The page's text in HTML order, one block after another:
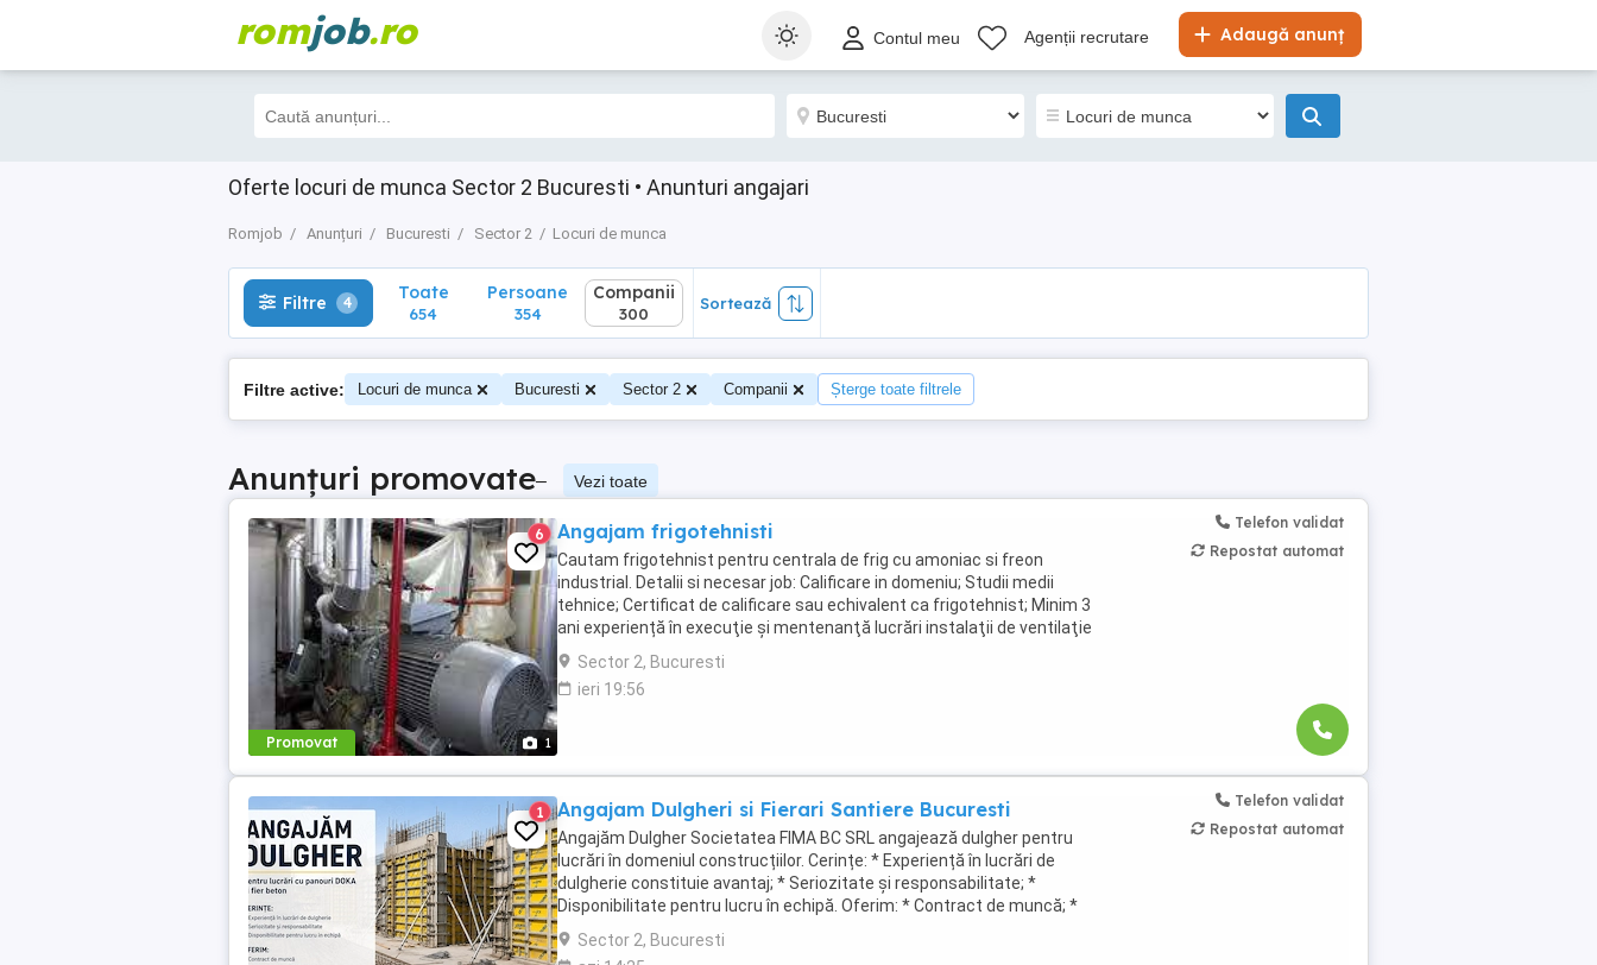
romjob.ro Adaugă anunț
Contul meu Agenții recrutare
Oferte locuri de munca Sector 2 Bucuresti • Anunturi angajari
Romjob Anunțuri Bucuresti Sector 2 Locuri de munca
Filtre 4 Toate
654
Filtre 4 Toate
654
Persoane
354
Companii
300
Sortează
Filtre active: Locuri de munca Bucuresti Sector 2 Companii Șterge toate filtrele
Anunțuri promovate– Vezi toate
Promovat 1
6 Angajam frigotehnisti
Cautam frigotehnist pentru centrala de frig cu amoniac si freon
industrial. Detalii si necesar job: Calificare in domeniu; Studii medii
tehnice; Certificat de calificare sau echivalent ca frigotehnist; Minim 3
ani experiență în execuţie şi mentenanţă lucrări instalaţii de ventilaţie
şi climatizare complexe; Cunoştinţe ...
Sector 2, Bucuresti
ieri 19:56
Telefon validat
Repostat automat
1 Angajam Dulgheri si Fierari Santiere Bucuresti
Angajăm Dulgher Societatea FIMA BC SRL angajează dulgher pentru
lucrări în domeniul construcțiilor. Cerințe: * Experiență în lucrări de
dulgherie constituie avantaj; * Seriozitate și responsabilitate; *
Disponibilitate pentru lucru în echipă. Oferim: * Contract de muncă; *
Salariu motivant, plătit ...
Sector 2, Bucuresti
Telefon validat
Repostat automat